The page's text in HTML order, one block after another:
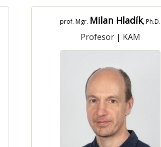
prof. Mgr. Milan Hladík, Ph.D.
Profesor| KAM